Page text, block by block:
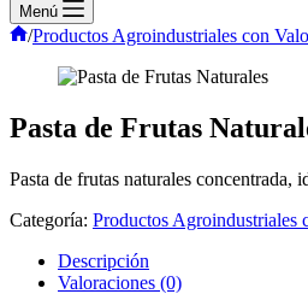
Menú
Inicio
/Productos Agroindustriales con
Pasta de Frutas
Pasta de frutas naturales concentrada,
Categoría: Productos Agroindustriales
Descripción
Valoraciones (0)